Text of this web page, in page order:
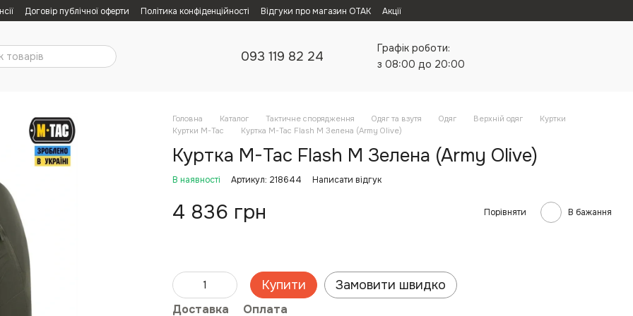
Договір публічної оферти Політика конфіденційності Відгуки про магазин ОТАК Акції
093 119 82 24
Графік роботи:
з 08:00 до 20:00
Головна Каталог Тактичне спорядження Одяг та взутя Одяг Верхній одяг
Куртки
Куртки M-Tac
Куртка M-Tac Flash M Зелена (Army Olive)
Куртка M-Tac Flash M Зелена (Army Olive)
В наявності Артикул: 218644 Написати відгук
4 836 грн Порівняти В бажання
Купити Замовити швидко
Доставка Оплата